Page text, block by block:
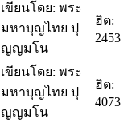
เขียนโดย: พระ
มหาบุญไทย ปุ
ญญมโน
ฮิต:
2453
เขียนโดย: พระ
มหาบุญไทย ปุ
ญญมโน
ฮิต:
4073